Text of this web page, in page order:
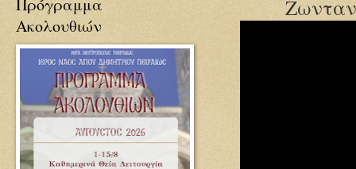
Πρόγραμμα
Ακολουθιών